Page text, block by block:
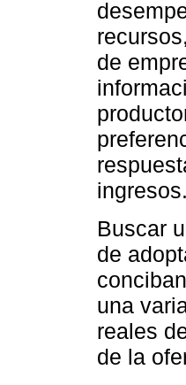
de
ingresos.
Buscar
de
una
reales
de la